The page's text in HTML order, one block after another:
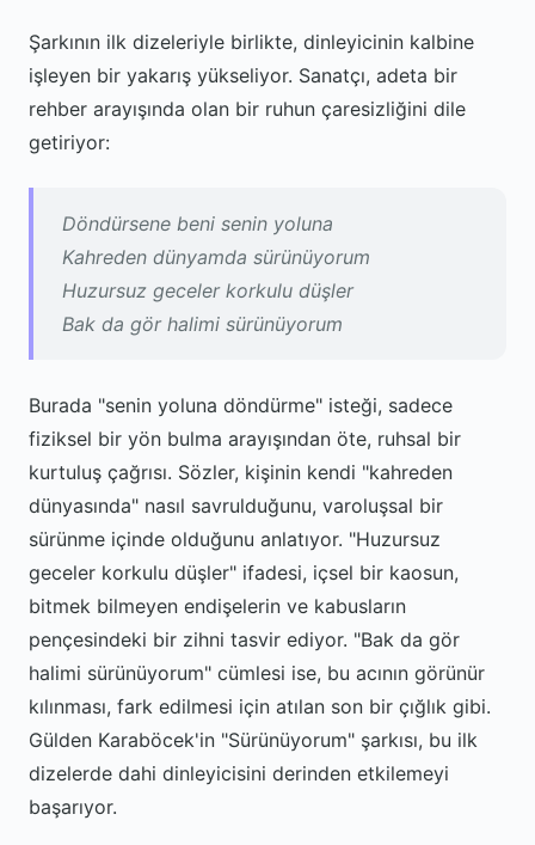
Şarkının ilk dizeleriyle birlikte, dinleyicinin kalbine
işleyen bir yakarış yükseliyor. Sanatçı, adeta bir
rehber arayışında olan bir ruhun çaresizliğini dile
getiriyor:
Döndürsene beni senin yoluna
Kahreden dünyamda sürünüyorum
Huzursuz geceler korkulu düşler
Bak da gör halimi sürünüyorum
Burada "senin yoluna döndürme" isteği, sadece
fiziksel bir yön bulma arayışından öte, ruhsal bir
kurtuluş çağrısı. Sözler, kişinin kendi "kahreden
dünyasında" nasıl savrulduğunu, varoluşsal bir
sürünme içinde olduğunu anlatıyor. "Huzursuz
geceler korkulu düşler" ifadesi, içsel bir kaosun,
bitmek bilmeyen endişelerin ve kabusların
pençesindeki bir zihni tasvir ediyor. "Bak da gör
halimi sürünüyorum" cümlesi ise, bu acının görünür
kılınması, fark edilmesi için atılan son bir çığlık gibi.
Gülden Karaböcek'in "Sürünüyorum" şarkısı, bu ilk
dizelerde dahi dinleyicisini derinden etkilemeyi
başarıyor.